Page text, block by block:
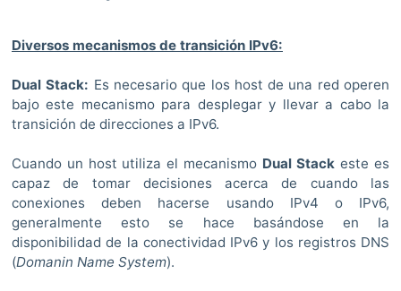
Diversos mecanismos de transición IPv6:
Dual Stack: Es necesario que los host de una red operen
bajo este mecanismo para desplegar y llevar a cabo la
transición de direcciones a IPv6.
Cuando un host utiliza el mecanismo Dual Stack este es
capaz de tomar decisiones acerca de cuando las
conexiones deben hacerse usando IPv4 o IPv6,
generalmente esto se hace basándose en la
disponibilidad de la conectividad IPv6 y los registros DNS
(Domanin Name System).